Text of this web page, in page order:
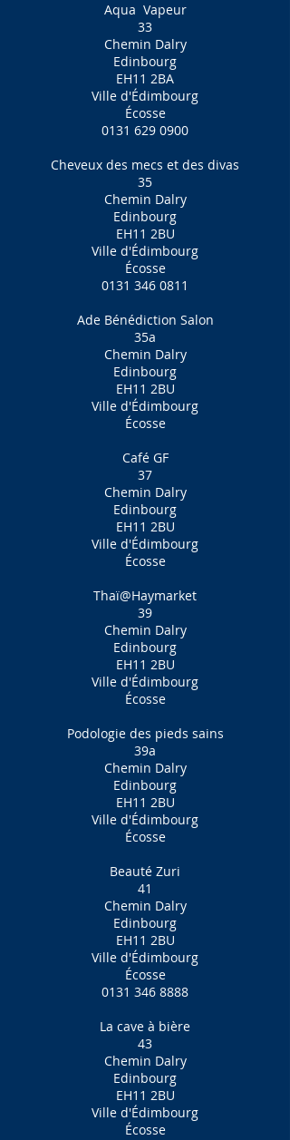
Aqua Vapeur
33
Chemin Dalry
Edinbourg
EH11 2BA
Ville d'Édimbourg
Écosse
0131 629 0900
Cheveux des mecs et des divas
35
Chemin Dalry
Edinbourg
EH11 2BU
Ville d'Édimbourg
Écosse
0131 346 0811
Ade Bénédiction Salon
35a
Chemin Dalry
Edinbourg
EH11 2BU
Ville d'Édimbourg
Écosse
Café GF
37
Chemin Dalry
Edinbourg
EH11 2BU
Ville d'Édimbourg
Écosse
Thaï@Haymarket
39
Chemin Dalry
Edinbourg
EH11 2BU
Ville d'Édimbourg
Écosse
Podologie des pieds sains
39a
Chemin Dalry
Edinbourg
EH11 2BU
Ville d'Édimbourg
Écosse
Beauté Zuri
41
Chemin Dalry
Edinbourg
EH11 2BU
Ville d'Édimbourg
Écosse
0131 346 8888
La cave à bière
43
Chemin Dalry
Edinbourg
EH11 2BU
Ville d'Édimbourg
Écosse